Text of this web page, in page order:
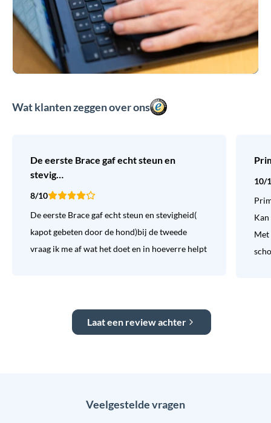
Wat klanten zeggen over ons
De eerste Brace gaf echt steun en
stevig…
8/10
De eerste Brace gaf echt steun en stevigheid(
kapot gebeten door de hond)bij de tweede
vraag ik me af wat het doet en in hoeverre helpt
10/
Met
Laat een review achter
Veelgestelde vragen